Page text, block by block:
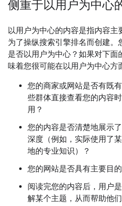
侧重于以用户为中心
以用户为中心的内容是指内容主
为了操纵搜索引擎排名而创建。
是否以用户为中心？如果对下
味着您很可能在以用户为中心方
您的商家或网站是否有既
些群体直接查看您的内容
用？
您的内容是否清楚地展示
深度（例如，实际使用了
地的专业知识）？
您的网站是否具有主要目
阅读完您的内容后，用户
解某个主题，从而帮助他